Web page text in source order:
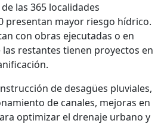
las 365 localidades
presentan mayor riesgo hídrico.
con obras ejecutadas o en
restantes tienen proyectos en
de desagües pluviales,
de canales, mejoras en
optimizar el drenaje urbano y